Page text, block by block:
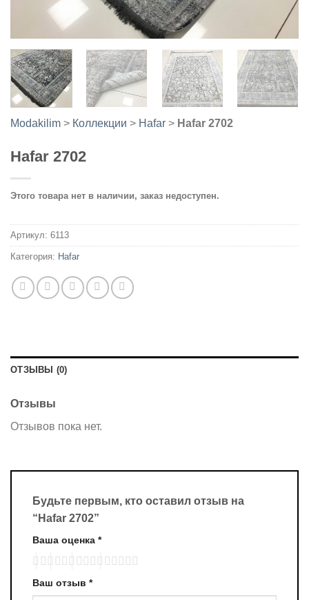
Modakilim > Коллекции > Hafar > Hafar 2702
Hafar 2702
Этого товара нет в наличии, заказ недоступен.
Артикул: 6113
Категория: Hafar
ОТЗЫВЫ (0)
Отзывы
Отзывов пока нет.
Будьте первым, кто оставил отзыв на
“Hafar 2702”
Ваша оценка *
Ваш отзыв *